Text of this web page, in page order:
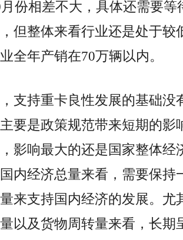
份相差不大，具体还需要等
但整体来看行业还是处于较
全年产销在70万辆以内。
支持重卡良性发展的基础没
要是政策规范带来短期的影
影响最大的还是国家整体经
内经济总量来看，需要保持
来支持国内经济的发展。尤
以及货物周转量来看，长期